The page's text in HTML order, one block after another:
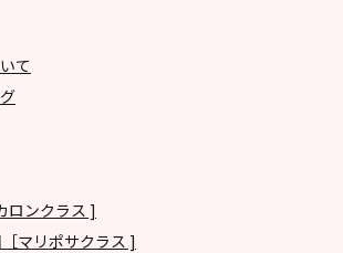
て
ロンクラス ]
マリポサクラス ]